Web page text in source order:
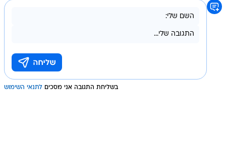
בשליחת התגובה אני מסכים לתנאי השימוש